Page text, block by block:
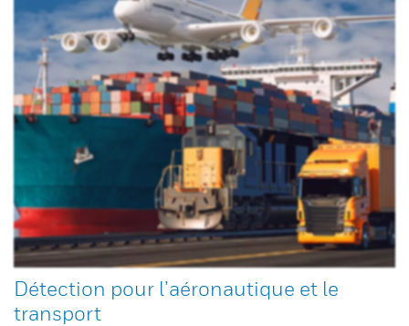
Détection pour l’aéronautique et le
transport